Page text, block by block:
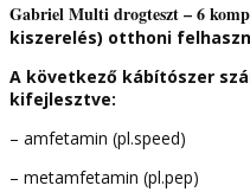
Multi)
otthoni
használatra
mennyiség
Gabriel Multi drogteszt –6
kiszerelés) otthoni
A következő kábítószer
kifejlesztve:
– amfetamin (pl.speed)
– metamfetamin (pl.pep)